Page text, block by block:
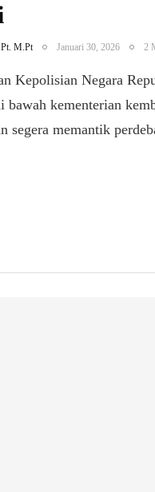
M.Pt Januari 30, 2026 2
Kepolisian Negara
bawah kementerian
segera memantik